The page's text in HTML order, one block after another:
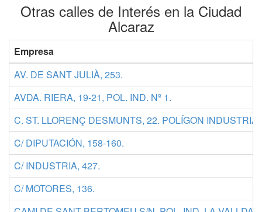
Otras calles de Interés en la Ciudad
Alcaraz
Empresa
AV. DE SANT JULIÀ, 253.
AVDA. RIERA, 19-21, POL. IND. Nº 1.
C. ST. LLORENÇ DESMUNTS, 22. POLÍGON
C/ DIPUTACIÓN, 158-160.
C/ INDUSTRIA, 427.
C/ MOTORES, 136.